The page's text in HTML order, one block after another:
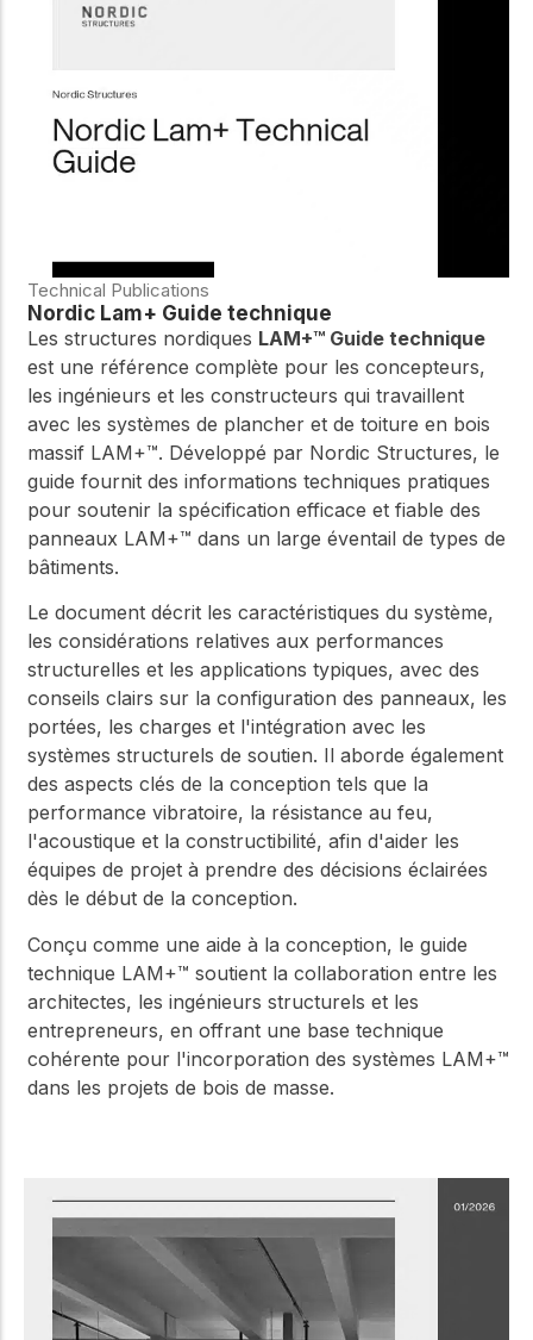
meilleures pratiques.
d'innovation
dans le domaine
l'innovation dans la
construction en bois et
la durabilité.
des ressources pratiques
Technical Publications
Nordic Lam+ Guide technique
Les structures nordiques LAM+™ Guide technique
est une référence complète pour les concepteurs,
les ingénieurs et les constructeurs qui travaillent
avec les systèmes de plancher et de toiture en bois
massif LAM+™. Développé par Nordic Structures, le
guide fournit des informations techniques pratiques
pour soutenir la spécification efficace et fiable des
panneaux LAM+™ dans un large éventail de types de
bâtiments.
Le document décrit les caractéristiques du système,
les considérations relatives aux performances
structurelles et les applications typiques, avec des
conseils clairs sur la configuration des panneaux, les
portées, les charges et l'intégration avec les
systèmes structurels de soutien. Il aborde également
des aspects clés de la conception tels que la
performance vibratoire, la résistance au feu,
l'acoustique et la constructibilité, afin d'aider les
équipes de projet à prendre des décisions éclairées
dès le début de la conception.
Conçu comme une aide à la conception, le guide
technique LAM+™ soutient la collaboration entre les
architectes, les ingénieurs structurels et les
entrepreneurs, en offrant une base technique
cohérente pour l'incorporation des systèmes LAM+™
dans les projets de bois de masse.